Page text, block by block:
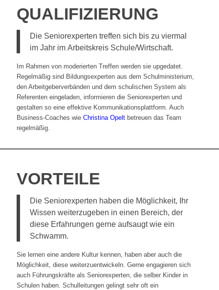
QUALIFIZIERUNG
Die Seniorexperten treffen sich bis zu viermal
im Jahr im Arbeitskreis Schule/Wirtschaft.
Im Rahmen von moderierten Treffen werden sie upgedatet.
Regelmäßig sind Bildungsexperten aus dem Schulministerium,
den Arbeitgeberverbänden und dem schulischen System als
Referenten eingeladen, informieren die Seniorexperten und
gestalten so eine effektive Kommunikationsplattform. Auch
Business-Coaches wie Christina Opeltbetreuen das Team
regelmäßig.
VORTEILE
Die Seniorexperten haben die Möglichkeit, Ihr
Wissen weiterzugeben in einen Bereich, der
diese Erfahrungen gerne aufsaugt wie ein
Schwamm.
Sie lernen eine andere Kultur kennen, haben aber auch die
Möglichkeit, diese weiterzuentwickeln. Gerne engagieren sich
auch Führungskräfte als Seniorexperten, die selber Kinder in
Schulen haben. Schulleitungen gelingt sehr oft ein